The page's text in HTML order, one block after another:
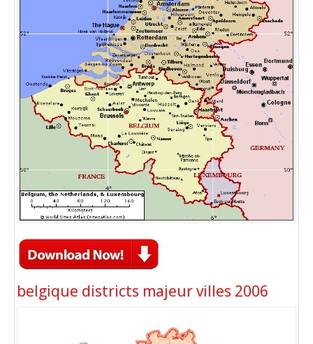
belgique districts majeur villes 2006